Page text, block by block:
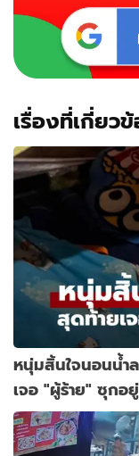
เรื่องที่เกี่ยว
หนุ่มสิ้นใจนอนน้ำ
เจอ "ผู้ร้าย" ซุกอ